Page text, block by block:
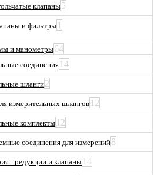
клапаны5
и фильтры 1
и манометры64
соединения 14
шланги2
измерительных шлангов 12
комплекты 12
соединения для измерений8
редукции и клапаны 14